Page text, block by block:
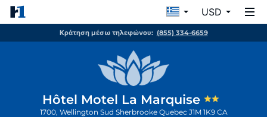
USD
Κράτηση μέσω τηλεφώνου: (855) 334-6659
Hôtel Motel La Marquise
1700, Wellington Sud Sherbrooke Quebec J1M 1K9 CA